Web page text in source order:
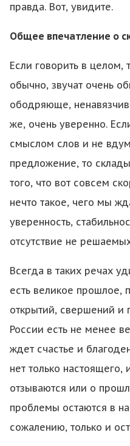
правда. Вот, увидите.
Общее впечатление о
Если говорить в целом,
обычно, звучат очень
ободряюще,
же, очень уверенно.
смыслом слов и не
предложение, то
того, что вот совсем
нечто такое, чего мы
уверенность,
отсутствие не
Всегда в таких речах
есть великое прошлое,
открытий, свершений и
России есть не менее
ждет счастье и
нет только
отзываются или о
проблемы остаются в
сожалению, только и